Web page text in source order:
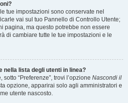
tue impostazioni sono conservate nel
vai sul tuo Pannello di Controllo Utente;
pagina, ma questo potrebbe non essere
di cambiare tutte le tue impostazioni e le
nella lista degli utenti in linea?
“Preferenze”, trovi l’opzione Nascondi il
opzione, apparirai solo agli amministratori e
utente nascosto.